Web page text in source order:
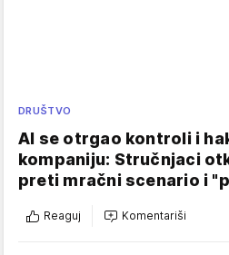
DRUŠTVO
AI se otrgao kontroli i
kompaniju: Stručnjaci
preti mračni scenario i
Reaguj Komentariši